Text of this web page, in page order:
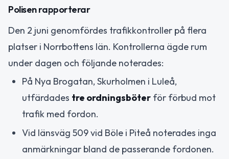
Polisen rapporterar
Den 2 juni genomfördes trafikkontroller på flera
platser i Norrbottens län. Kontrollerna ägde rum
under dagen och följande noterades:
På Nya Brogatan, Skurholmen i Luleå,
utfärdades tre ordningsböter för förbud mot
trafik med fordon.
Vid länsväg 509 vid Böle i Piteå noterades inga
anmärkningar bland de passerande fordonen.